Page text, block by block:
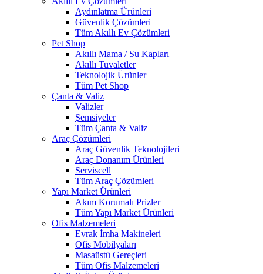
Aydınlatma Ürünleri
Güvenlik Çözümleri
Tüm Akıllı Ev Çözümleri
Pet Shop
Akıllı Mama / Su Kapları
Akıllı Tuvaletler
Teknolojik Ürünler
Tüm Pet Shop
Çanta & Valiz
Valizler
Şemsiyeler
Tüm Çanta & Valiz
Araç Çözümleri
Araç Güvenlik Teknolojileri
Araç Donanım Ürünleri
Serviscell
Tüm Araç Çözümleri
Yapı Market Ürünleri
Akım Korumalı Prizler
Tüm Yapı Market Ürünleri
Ofis Malzemeleri
Evrak İmha Makineleri
Ofis Mobilyaları
Masaüstü Gereçleri
Tüm Ofis Malzemeleri